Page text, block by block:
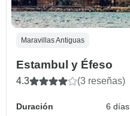
Maravillas Antiguas
Estambul y Éfeso
4.3 (3 reseñas)
Duración
6 días